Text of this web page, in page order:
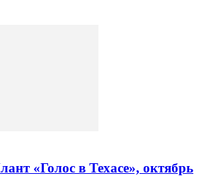
«Голос в Техасе», октябрь